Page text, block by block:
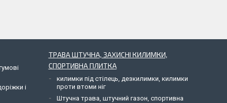
і
ТРАВА ШТУЧНА, ЗАХИСНІ КИЛИМКИ,
СПОРТИВНА ПЛИТКА
килимки під стілець, дезкилимки, килимки
проти втоми ніг
Штучна трава, штучний газон, спортивна